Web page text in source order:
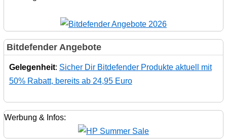
Bitdefender Angebote
Gelegenheit: Sicher Dir Bitdefender Produkte aktuell mit
50% Rabatt, bereits ab 24,95 Euro
Werbung & Infos: